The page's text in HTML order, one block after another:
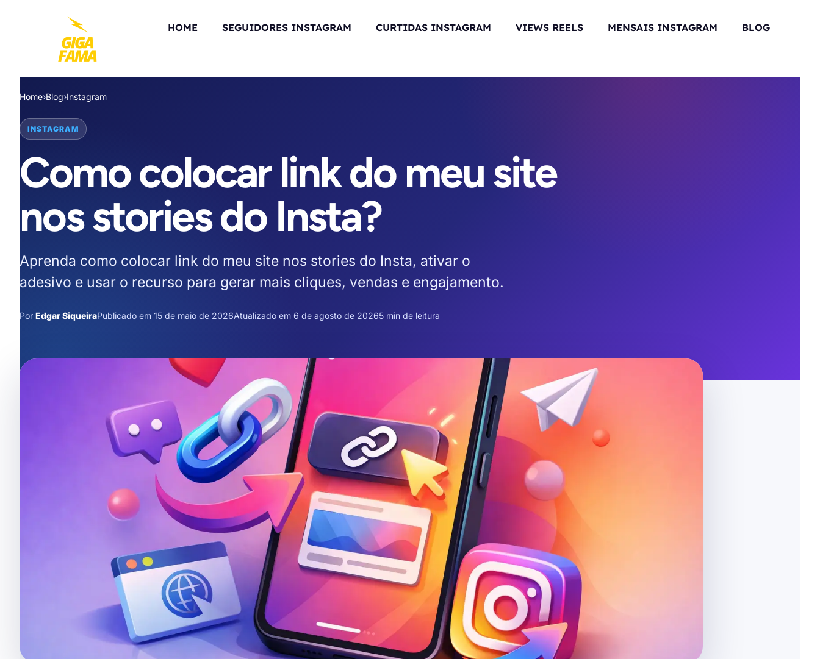
HOME SEGUIDORES INSTAGRAM CURTIDAS INSTAGRAM VIEWS REELS MENSAIS INSTAGRAM BLOG
Home›Blog›Instagram
INSTAGRAM
Como colocar link do meu site
nos stories do Insta?
Aprenda como colocar link do meu site nos stories do Insta, ativar o
adesivo e usar o recurso para gerar mais cliques, vendas e engajamento.
Por Edgar SiqueiraPublicado em 15 de maio de 2026Atualizado em 6 de agosto de 20265 min de leitura